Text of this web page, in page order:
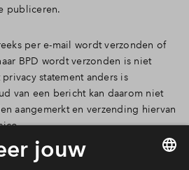
publiceren.
per e-mail wordt verzonden of
BPD wordt verzonden is niet
statement anders is
van een bericht kan daarom niet
aangemerkt en verzending hiervan
uitsluitend op Nederland en de